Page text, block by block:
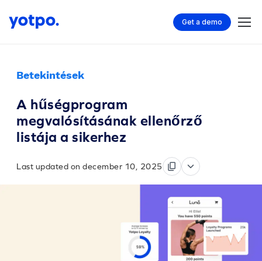
Get a demo
Betekintések
A hűségprogram
megvalósításának ellenőrző
listája a sikerhez
Last updated on december 10, 2025